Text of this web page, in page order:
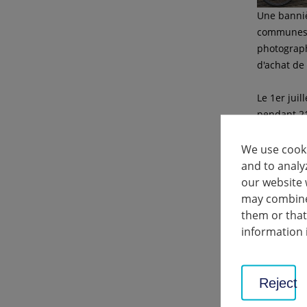
Une
d'achat de
Le 1er
pendant
Cette
bannières
prenez
L'action
Ces villes
We use
and to
our website
may
them or
information
Reject